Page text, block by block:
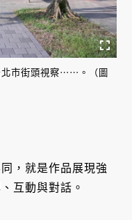
北市街頭視察⋯⋯。（圖
，就是作品展現強
互動與對話。